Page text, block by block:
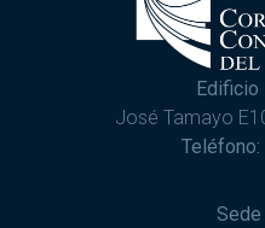
Edificio
José Tamayo
Teléfono:
Sede